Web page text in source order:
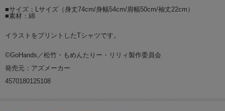
■サイズ：Lサイズ（身丈74cm/身幅54cm/肩幅50cm/袖丈22cm）
■素材：綿
イラストをプリントしたTシャツです。
©GoHands／松竹・もめんたりー・リリィ製作委員会
発売元：アズメーカー
4570180125108